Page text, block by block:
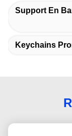
Support En
Keychains